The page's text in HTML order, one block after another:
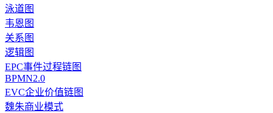
泳道图
韦恩图
关系图
逻辑图
EPC事件过程链图
BPMN2.0
EVC企业价值链图
魏朱商业模式